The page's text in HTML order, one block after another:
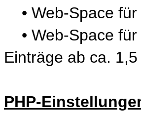
• Web-Space für
• Web-Space für
Einträge ab ca.
PHP-